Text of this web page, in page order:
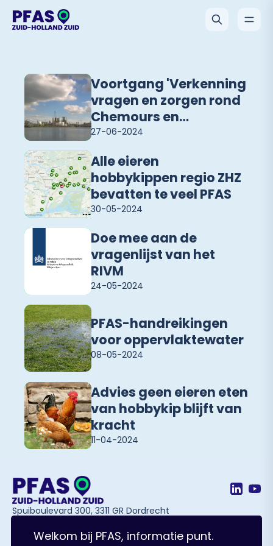
27-06-2024
Voortgang 'Verkenning
vragen en zorgen rond
Chemours en
Westerschelde'
30-05-2024
Alle eieren
hobbykippen regio ZHZ
bevatten te veel PFAS
24-05-2024
Doe mee aan de
vragenlijst van het
RIVM
08-05-2024
PFAS-handreikingen
voor oppervlaktewater
11-04-2024
Advies geen eieren eten
van hobbykip blijft van
kracht
Spuiboulevard 300, 3311 GR Dordrecht
Welkom bij PFAS, informatie punt.